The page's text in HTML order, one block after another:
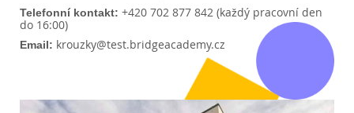
Telefonní kontakt: +420 702 877 842 (každý pracovní den
do 16:00)
Email: krouzky@test.bridgeacademy.cz